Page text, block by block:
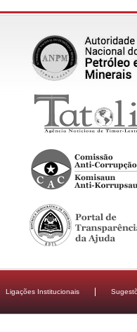
Ligações Institucionais